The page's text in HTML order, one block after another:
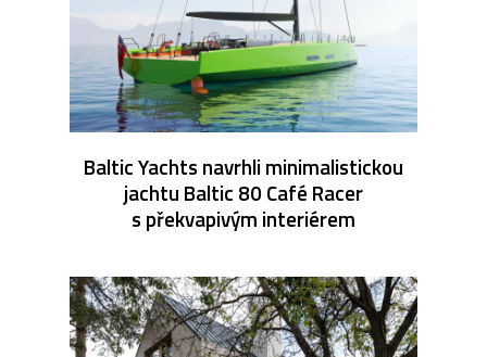
Baltic Yachts navrhli minimalistickou
jachtu Baltic 80 Café Racer
s překvapivým interiérem